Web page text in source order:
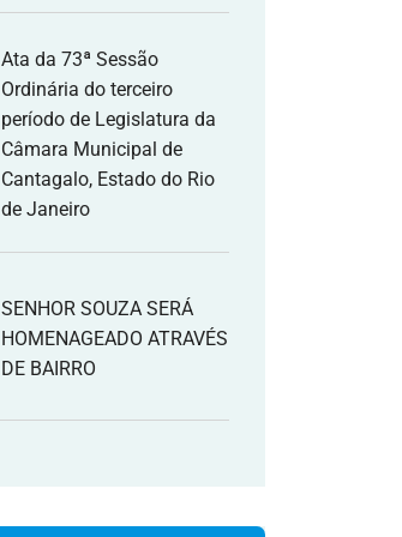
Ata da 73ª Sessão
Ordinária do terceiro
período de Legislatura da
Câmara Municipal de
Cantagalo, Estado do Rio
de Janeiro
SENHOR SOUZA SERÁ
HOMENAGEADO ATRAVÉS
DE BAIRRO